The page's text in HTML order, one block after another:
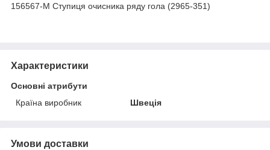
156567-M Ступиця очисника ряду гола (2965-351)
Характеристики
Основні атрибути
Країна виробник
Швеція
Умови доставки